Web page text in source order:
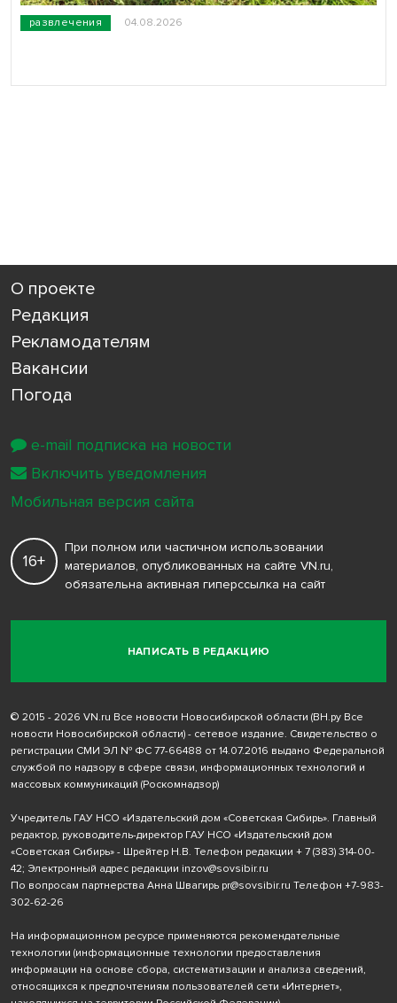
развлечения 04.08.2026
О проекте
Редакция
Рекламодателям
Вакансии
Погода
НАПИСАТЬ В РЕДАКЦИЮ
16+
При полном или частичном использовании
материалов, опубликованных на сайте VN.ru,
обязательна активная гиперссылка на сайт
© 2015 - 2026 VN.ru Все новости Новосибирской области (ВН.ру Все
новости Новосибирской области) - сетевое издание. Свидетельство о
регистрации СМИ ЭЛ № ФС 77-66488 от 14.07.2016 выдано Федеральной
службой по надзору в сфере связи, информационных технологий и
массовых коммуникаций (Роскомнадзор)
Учредитель ГАУ НСО «Издательский дом «Советская Сибирь». Главный
редактор, руководитель-директор ГАУ НСО «Издательский дом
«Советская Сибирь» - Шрейтер Н.В. Телефон редакции + 7 (383) 314-00-
42; Электронный адрес редакции inzov@sovsibir.ru
По вопросам партнерства Анна Швагирь pr@sovsibir.ru Телефон +7-983-
302-62-26
На информационном ресурсе применяются рекомендательные
технологии (информационные технологии предоставления
информации на основе сбора, систематизации и анализа сведений,
относящихся к предпочтениям пользователей сети «Интернет»,
e-mail подписка на новости
Включить уведомления
Мобильная версия сайта